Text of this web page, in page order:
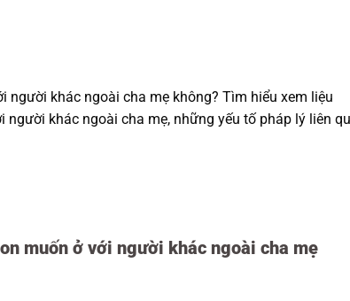
người khác ngoài cha mẹ không? Tìm hiểu xem liệu
khác ngoài cha mẹ, những yếu tố pháp lý liên
muốn ở với người khác ngoài cha mẹ